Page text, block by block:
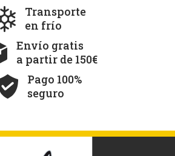
Transporte
en frío
Envío gratis
a partir de 150€
Pago 100%
seguro